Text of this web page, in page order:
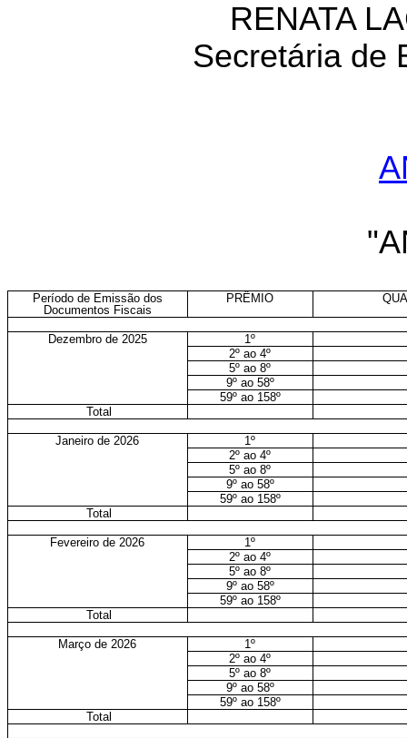
RENATA
Secretária de
Período de Emissão dos
Documentos Fiscais
PRÊMIO
Dezembro de 2025
1º
2º ao 4º
5º ao 8º
9º ao 58º
59º ao 158º
Total
Janeiro de 2026
1º
2º ao 4º
5º ao 8º
9º ao 58º
59º ao 158º
Total
Fevereiro de 2026
1º
2º ao 4º
5º ao 8º
9º ao 58º
59º ao 158º
Total
Março de 2026
1º
2º ao 4º
5º ao 8º
9º ao 58º
59º ao 158º
Total